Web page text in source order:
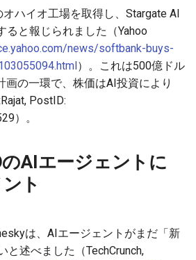
2026-04-03
2026-04-02
2026-04-01
2026-03-30
2026-03-28
2025-09-18
2025-09-17
2025-09-16
2025-09-14
2025-09-12
2026-03-31
2026-03-30
2026-03-29
2026-03-27
2026-03-25
2025-09-19
2025-09-18
2025-09-16
2026-03-30
2026-03-29
2026-03-28
2026-03-26
2026-03-24
ハイオ工場を取得し、Stargate AI
ると報じられました（Yahoo
news/softbank-buys-
）。これは500億ドル
画の一環で、株価はAI投資により
PostID:
）。
のAIエージェントに
ト
は、AIエージェントがまだ「新
と述べました（TechCrunch,